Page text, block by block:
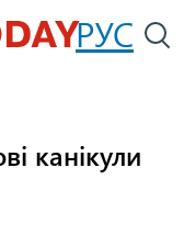
РУС
канікули